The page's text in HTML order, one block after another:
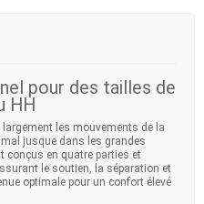
pour des tailles de
HH
les mouvements de la
jusque dans les grandes
conçus en quatre parties et
le soutien, la séparation et
optimale pour un confort élevé